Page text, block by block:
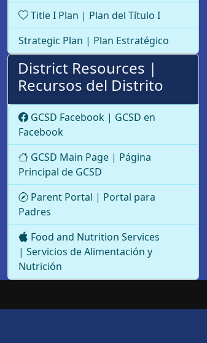
Title I Plan | Plan del Título I
Strategic Plan | Plan Estratégico
District Resources |
Recursos del Distrito
GCSD Facebook | GCSD en
Facebook
GCSD Main Page | Página
Principal de GCSD
Parent Portal | Portal para
Padres
Food and Nutrition Services
| Servicios de Alimentación y
Nutrición